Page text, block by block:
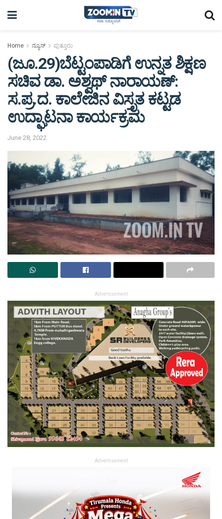
Home ನ್ಯೂಸ್ ಪುತ್ತೂರು
(ಜೂ.29)ಬೆಟ್ಟಂಪಾಡಿಗೆ ಉನ್ನತ ಶಿಕ್ಷಣ
ಸಚಿವ ಡಾ. ಅಶ್ವಥ್ ನಾರಾಯಣ್:
ಸ.ಪ್ರ.ದ. ಕಾಲೇಜಿನ ವಿಸ್ತೃತ ಕಟ್ಟಡ
ಉದ್ಘಾಟನಾ ಕಾರ್ಯಕ್ರಮ
June 28, 2022
Advertisement
Advertisement